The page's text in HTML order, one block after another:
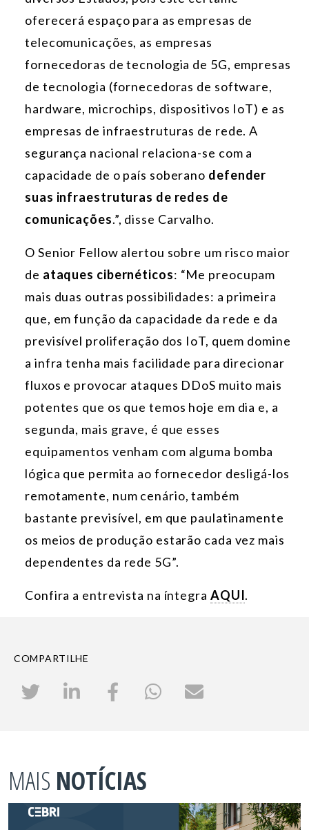
oferecerá espaço para as empresas de
telecomunicações, as empresas
fornecedoras de tecnologia de 5G, empresas
de tecnologia (fornecedoras de software,
hardware, microchips, dispositivos IoT) e as
empresas de infraestruturas de rede. A
segurança nacional relaciona-se com a
capacidade de o país soberano defender
suas infraestruturas de redes de
comunicações.”, disse Carvalho.
O Senior Fellow alertou sobre um risco maior
de ataques cibernéticos: “Me preocupam
mais duas outras possibilidades: a primeira
que, em função da capacidade da rede e da
previsível proliferação dos IoT, quem domine
a infra tenha mais facilidade para direcionar
fluxos e provocar ataques DDoS muito mais
potentes que os que temos hoje em dia e, a
segunda, mais grave, é que esses
equipamentos venham com alguma bomba
lógica que permita ao fornecedor desligá-los
remotamente, num cenário, também
bastante previsível, em que paulatinamente
os meios de produção estarão cada vez mais
dependentes da rede 5G”.
Confira a entrevista na íntegra AQUI.
COMPARTILHE
MAIS NOTÍCIAS